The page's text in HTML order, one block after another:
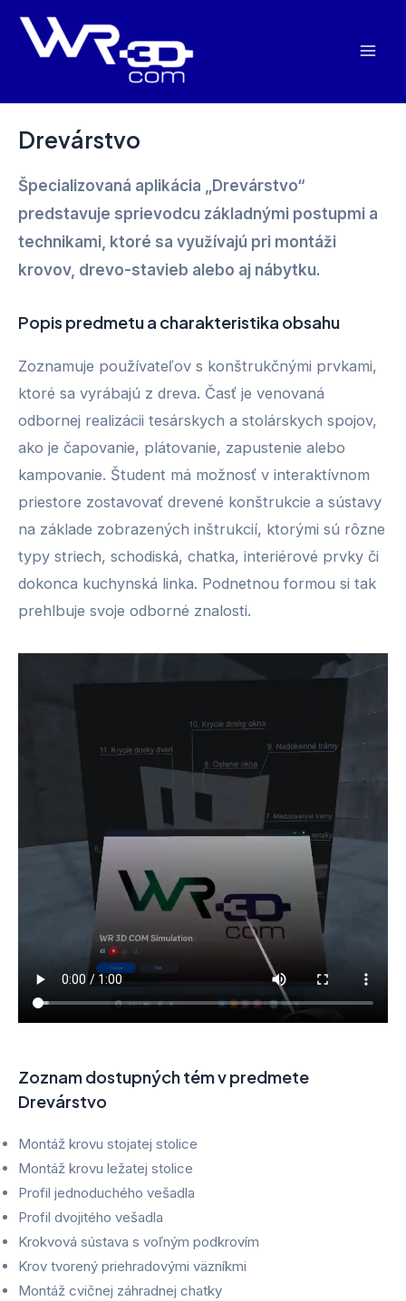
Preskočiť
Drevárstvo
Špecializovaná aplikácia „Drevárstvo“
predstavuje sprievodcu základnými postupmi a
technikami, ktoré sa využívajú pri montáži
krovov, drevo-stavieb alebo aj nábytku.
Popis predmetu a charakteristika obsahu
Zoznamuje používateľov s konštrukčnými prvkami,
ktoré sa vyrábajú z dreva. Časť je venovaná
odbornej realizácii tesárskych a stolárskych spojov,
ako je čapovanie, plátovanie, zapustenie alebo
kampovanie. Študent má možnosť v interaktívnom
priestore zostavovať drevené konštrukcie a sústavy
na základe zobrazených inštrukcií, ktorými sú rôzne
typy striech, schodiská, chatka, interiérové prvky či
dokonca kuchynská linka. Podnetnou formou si tak
prehlbuje svoje odborné znalosti.
Zoznam dostupných tém v predmete
Drevárstvo
Montáž krovu stojatej stolice
Montáž krovu ležatej stolice
Profil jednoduchého vešadla
Profil dvojitého vešadla
Krokvová sústava s voľným podkrovím
Krov tvorený priehradovými väzníkmi
Montáž cvičnej záhradnej chatky